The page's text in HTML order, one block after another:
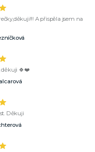
A přispěla jsem na
děkuji 🍀❤️
Děkuji